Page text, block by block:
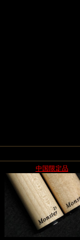
中国限定品